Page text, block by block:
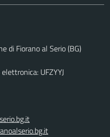
di Fiorano al Serio (BG)
UFZYYJ